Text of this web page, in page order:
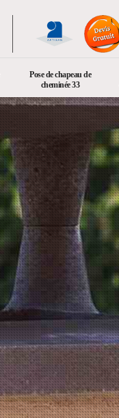
Pose de chapeau de
cheminée 33